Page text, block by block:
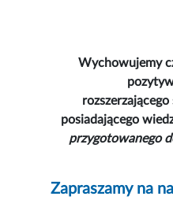
Wychowujemy
posiadającego
przygotowanego
Zapraszamy na